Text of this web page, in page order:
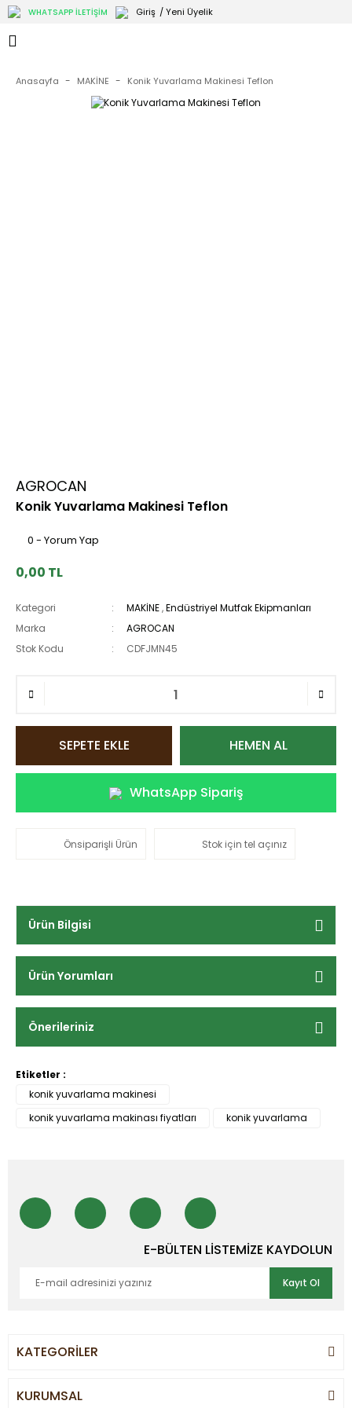
WHATSAPP İLETİŞİM Giriş / Yeni Üyelik
Anasayfa MAKİNE Konik Yuvarlama Makinesi Teflon
AGROCAN
Konik Yuvarlama Makinesi Teflon
0 - Yorum Yap
0,00 TL
Kategori MAKİNE,Endüstriyel Mutfak Ekipmanları
Marka
AGROCAN
Stok Kodu
CDFJMN45
SEPETE EKLE HEMEN AL
WhatsApp Sipariş
Önsiparişli Ürün Stok için tel açınız
Ürün Bilgisi
Ürün Yorumları
Önerileriniz
Etiketler :
konik yuvarlama makinesi
konik yuvarlama makinası fiyatları
konik yuvarlama
E-BÜLTEN LİSTEMİZE KAYDOLUN
Kayıt Ol
KATEGORİLER
KURUMSAL